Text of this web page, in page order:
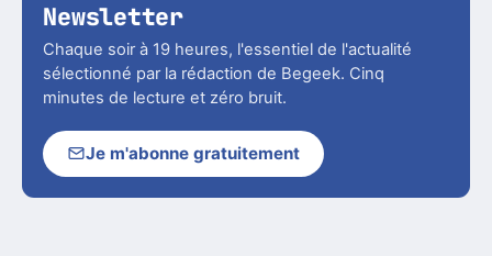
Newsletter
Chaque soir à 19 heures, l'essentiel de l'actualité
sélectionné par la rédaction de Begeek. Cinq
minutes de lecture et zéro bruit.
Je m'abonne gratuitement